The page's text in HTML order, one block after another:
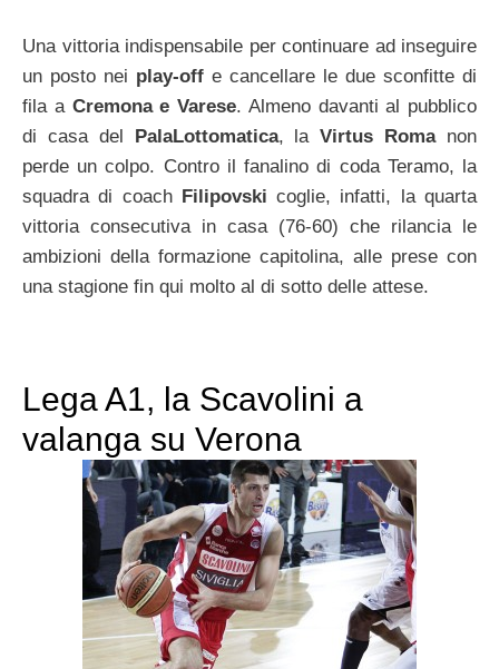
Una vittoria indispensabile per continuare ad inseguire
un posto nei play-off e cancellare le due sconfitte di
fila aCremona e Varese. Almeno davanti al pubblico
di casa del PalaLottomatica, laVirtus Romanon
perde un colpo. Contro il fanalino di coda Teramo, la
squadra di coach Filipovskicoglie, infatti, la quarta
vittoria consecutiva in casa (76-60) che rilancia le
ambizioni della formazione capitolina, alle prese con
una stagione fin qui molto al di sotto delle attese.
Lega A1, la Scavolini a
valanga su Verona